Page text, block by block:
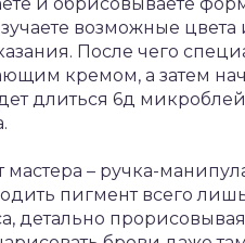
возможные
После чего
кремом, а затем
длиться 6д
мастера – ручка-
пигмент всего
детально